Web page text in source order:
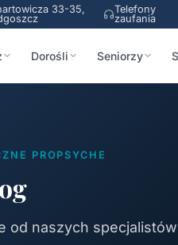
33-35,
Telefony
zaufania
Dorośli Seniorzy
PROPSYCHE
od naszych specjalistów